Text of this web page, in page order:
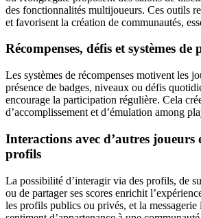
des fonctionnalités multijoueurs. Ces outils
et favorisent la création de communautés,
Récompenses, défis et systèmes de
Les systèmes de récompenses motivent les
présence de badges, niveaux ou défis
encourage la participation régulière. Cela
d’accomplissement et d’émulation among
Interactions avec d’autres joueurs
profils
La possibilité d’interagir via des profils, de
ou de partager ses scores enrichit
les profils publics ou privés, et la